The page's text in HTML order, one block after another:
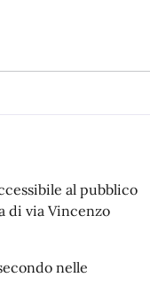
al pubblico
di via Vincenzo
nelle